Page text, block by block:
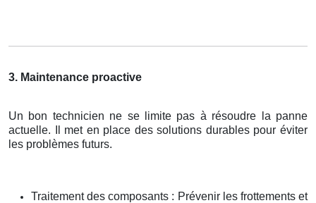
3. Maintenance proactive
Un bon technicien ne se limite pas à résoudre la panne
actuelle. Il met en place des solutions durables pour éviter
les problèmes futurs.
Traitement des composants : Prévenir les frottements et